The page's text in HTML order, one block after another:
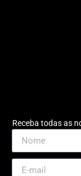
Receba todas as